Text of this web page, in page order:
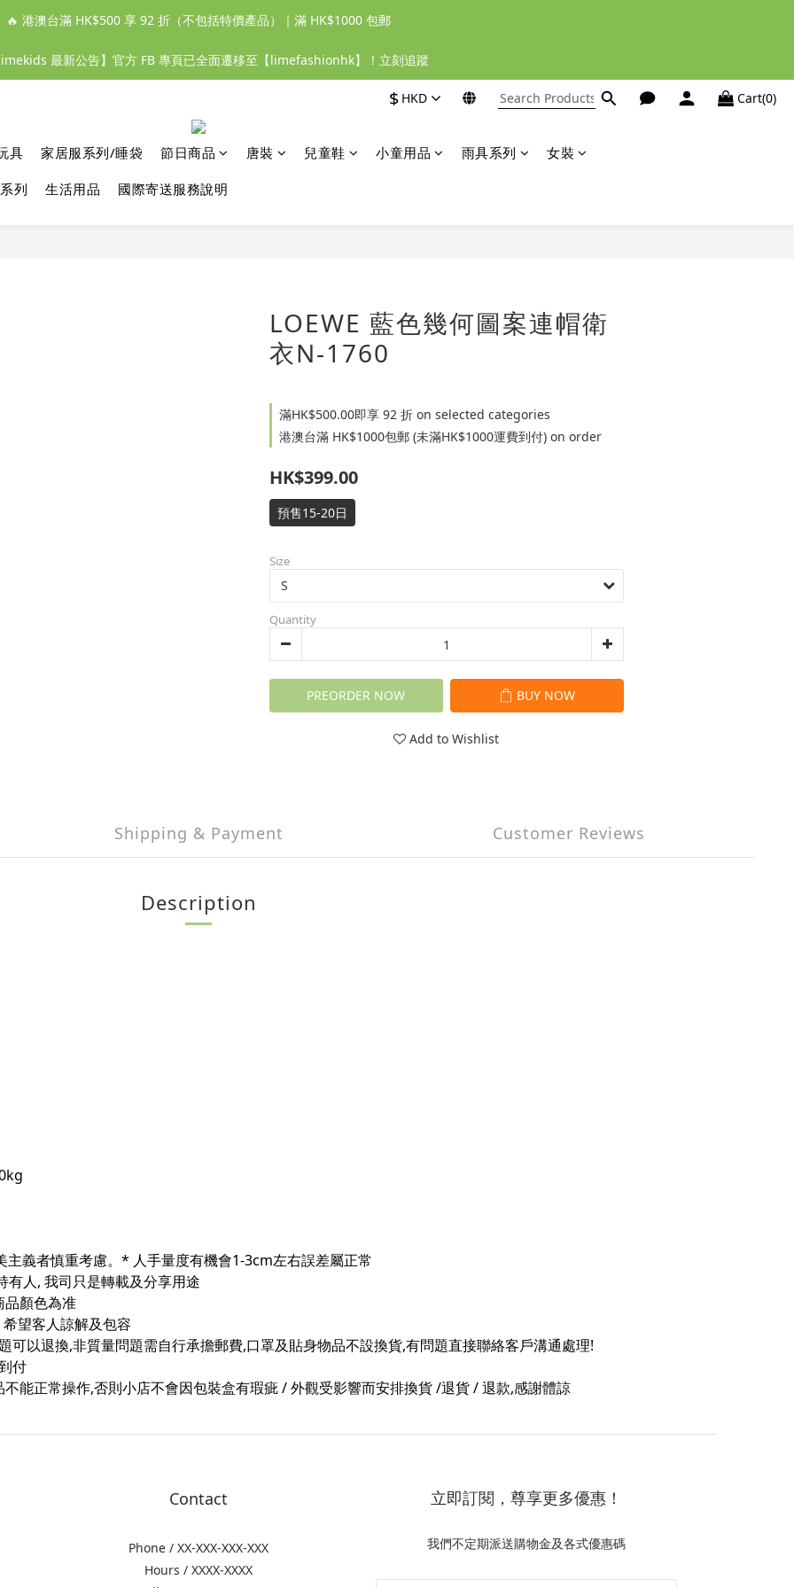
🔥 港澳台滿 HK$500 享 92 折（不包括特價產品）｜滿 HK$1000 包郵
最新公告】官方 FB 專頁已全面遷移至【limefashionhk】！立刻追蹤
$ HKD Cart(0)
具 家居服系列/睡袋 節日商品 唐裝 兒童鞋 小童用品 雨具系列 女裝
列 生活用品 國際寄送服務說明
LOEWE 藍色幾何圖案連帽衛
衣N-1760
滿HK$500.00即享 92 折 on selected categories
港澳台滿 HK$1000包郵 (未滿HK$1000運費到付) on order
HK$399.00
預售15-20日
Size
Quantity
PREORDER NOW BUY NOW
Add to Wishlist
Shipping & Payment Customer Reviews
Description
義者慎重考慮。* 人手量度有機會1-3cm左右誤差屬正常
有人, 我司只是轉載及分享用途
品顏色為准
望客人諒解及包容
可以退換,非質量問題需自行承擔郵費,口罩及貼身物品不設換貨,有問題直接聯絡客戶溝通處理!
付
能正常操作,否則小店不會因包裝盒有瑕疵 / 外觀受影響而安排換貨 /退貨 / 退款,感謝體諒
Contact
Phone / XX-XXX-XXX-XXX
Hours / XXXX-XXXX
立即訂閱，尊享更多優惠！
我們不定期派送購物金及各式優惠碼